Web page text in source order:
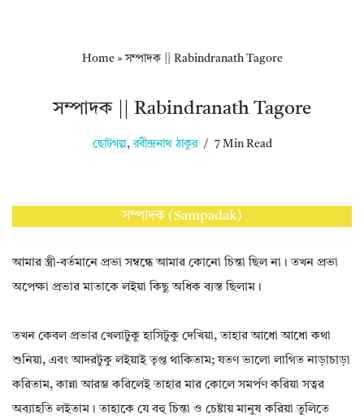
Home»সম্পাদক || Rabindranath Tagore
সম্পাদক || Rabindranath Tagore
ছোটগল্প , রবীন্দ্রনাথ ঠাকুর 7 Min Read
সম্পাদক (Sampadak)
আমার স্ত্রী-বর্তমানে প্রভা সম্বন্ধে আমার কোনো চিন্তা ছিল না। তখন প্রভা
অপেক্ষা প্রভার মাতাকে লইয়া কিছু অধিক ব্যস্ত ছিলাম।
তখন কেবল প্রভার খেলাটুকু হাসিটুকু দেখিয়া, তাহার আধো আধো কথা
শুনিয়া, এবং আদরটুকু লইয়াই তৃপ্ত থাকিতাম; যতণ ভালো লাগিত নাড়াচাড়া
করিতাম, কান্না আরম্ভ করিলেই তাহার মার কোলে সমর্পণ করিয়া সত্বর
অব্যাহতি লইতাম। তাহাকে যে বহু চিন্তা ও চেষ্টায় মানুষ করিয়া তুলিতে